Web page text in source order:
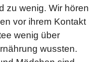
zu wenig. Wir hören
vor ihrem Kontakt
wenig über
wussten.